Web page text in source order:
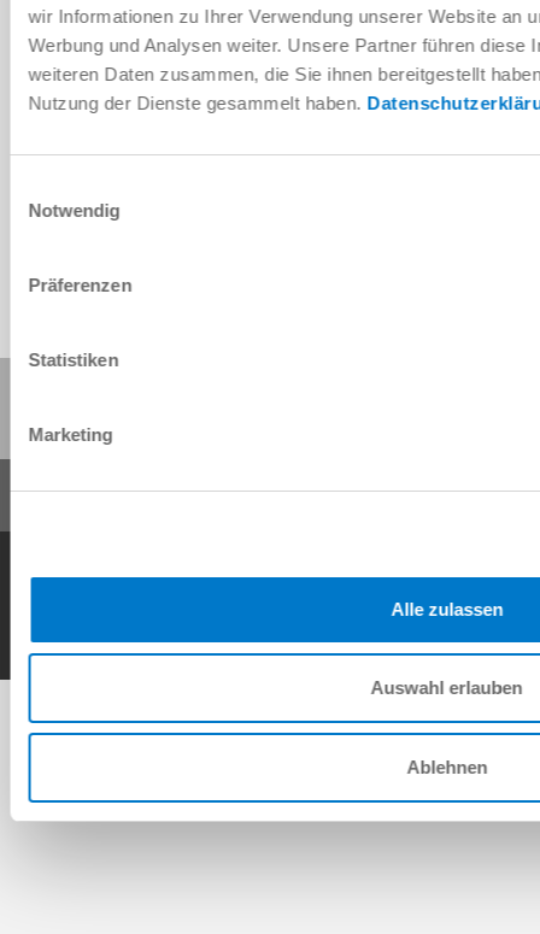
wir Informationen zu Ihrer Verwendung unserer Website an
Werbung und Analysen weiter. Unsere Partner führen diese
weiteren Daten zusammen, die Sie ihnen bereitgestellt
Nutzung der Dienste gesammelt haben.
Notwendig
Präferenzen
Statistiken
Marketing
Alle zulassen
Auswahl erlauben
Ablehnen